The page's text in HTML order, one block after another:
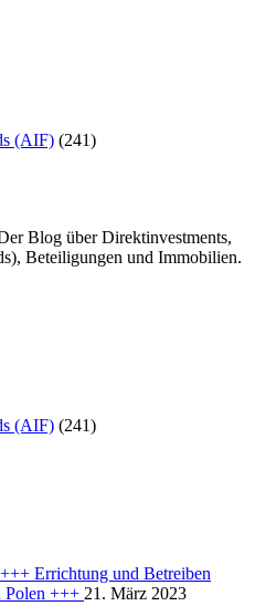
(AIF) (241)
Blog über Direktinvestments,
Beteiligungen und Immobilien.
(AIF) (241)
Errichtung und Betreiben
Polen +++ 21. März 2023